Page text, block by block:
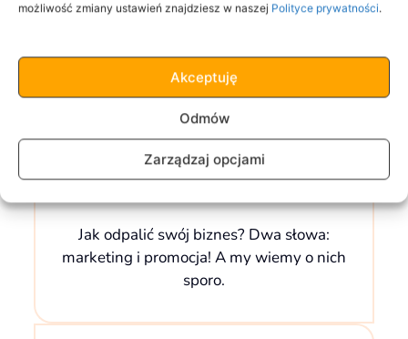
możliwość zmiany ustawień znajdziesz w naszej Polityce prywatności.
Akceptuję
Odmów
Zarządzaj opcjami
Jak odpalić swój biznes? Dwa słowa:
marketing i promocja! A my wiemy o nich
sporo.